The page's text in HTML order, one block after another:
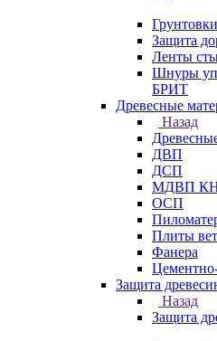
Грунтовки
Защита
Ленты
Шнуры
БРИТ
Древесные
Назад
ДВП
ДСП
МДВП
ОСП
Плиты
Фанера
Защита
Назад
Защита